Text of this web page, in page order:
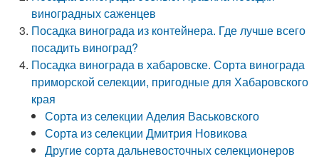
виноградных саженцев
Посадка винограда из контейнера. Где лучше всего
посадить виноград?
Посадка винограда в хабаровске. Сорта винограда
приморской селекции, пригодные для Хабаровского
края
Сорта из селекции Аделия Васьковского
Сорта из селекции Дмитрия Новикова
Другие сорта дальневосточных селекционеров